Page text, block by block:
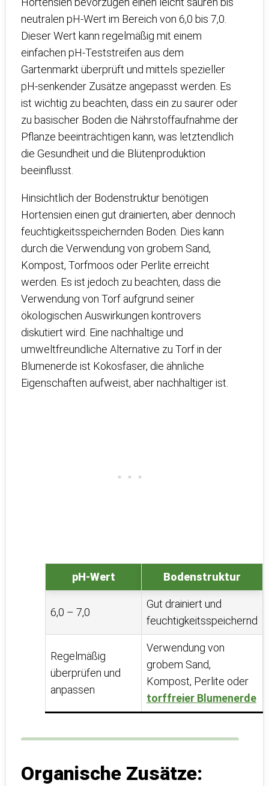
neutralen pH-Wert im Bereich von 6,0 bis 7,0.
Dieser Wert kann regelmäßig mit einem
einfachen pH-Teststreifen aus dem
Gartenmarkt überprüft und mittels spezieller
pH-senkender Zusätze angepasst werden. Es
ist wichtig zu beachten, dass ein zu saurer oder
zu basischer Boden die Nährstoffaufnahme der
Pflanze beeinträchtigen kann, was letztendlich
die Gesundheit und die Blütenproduktion
beeinflusst.
Hinsichtlich der Bodenstruktur benötigen
Hortensien einen gut drainierten, aber dennoch
feuchtigkeitsspeichernden Boden. Dies kann
durch die Verwendung von grobem Sand,
Kompost, Torfmoos oder Perlite erreicht
werden. Es ist jedoch zu beachten, dass die
Verwendung von Torf aufgrund seiner
ökologischen Auswirkungen kontrovers
diskutiert wird. Eine nachhaltige und
umweltfreundliche Alternative zu Torf in der
Blumenerde ist Kokosfaser, die ähnliche
Eigenschaften aufweist, aber nachhaltiger ist.
pH-Wert Bodenstruktur
6,0 – 7,0
Gut drainiert und
feuchtigkeitsspeichernd
Regelmäßig
überprüfen und
anpassen
Verwendung von
grobem Sand,
Kompost, Perlite oder
torffreier Blumenerde
Organische Zusätze: